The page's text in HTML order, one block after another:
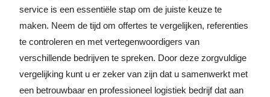
service is een essentiële stap om de juiste keuze te
maken. Neem de tijd om offertes te vergelijken, referenties
te controleren en met vertegenwoordigers van
verschillende bedrijven te spreken. Door deze zorgvuldige
vergelijking kunt u er zeker van zijn dat u samenwerkt met
een betrouwbaar en professioneel logistiek bedrijf dat aan